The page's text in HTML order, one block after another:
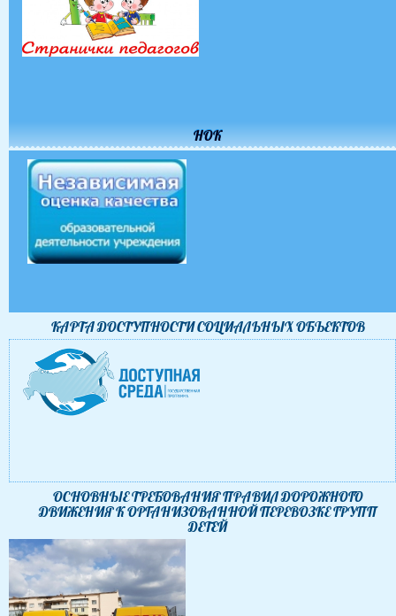
НОК
КАРТА ДОСТУПНОСТИ CОЦИАЛЬНЫХ ОБЪЕКТОВ
ОСНОВНЫЕ ТРЕБОВАНИЯ ПРАВИЛ ДОРОЖНОГО
ДВИЖЕНИЯ К ОРГАНИЗОВАННОЙ ПЕРЕВОЗКЕ ГРУПП
ДЕТЕЙ